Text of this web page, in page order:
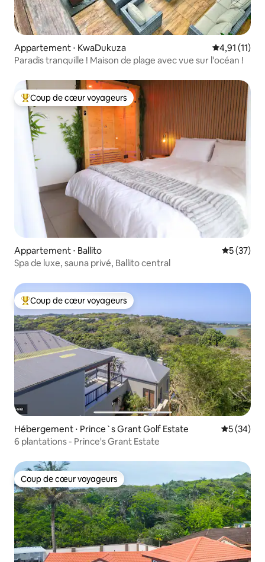
Appartement ⋅ KwaDukuza Évaluation
4,91 (11)
Paradis tranquille ! Maison de plage avec vue sur l'océan !
Coups de cœur voyageurs les plus appréciés
Coup de cœur voyageurs
Appartement ⋅ Ballito
5 (37)
Spa de luxe, sauna privé, Ballito central
Coups de cœur voyageurs les plus appréciés
Coup de cœur voyageurs
Hébergement ⋅ Prince`s Grant Golf Estate
5 (34)
6 plantations - Prince's Grant Estate
Coup de cœur voyageurs
Coup de cœur voyageurs